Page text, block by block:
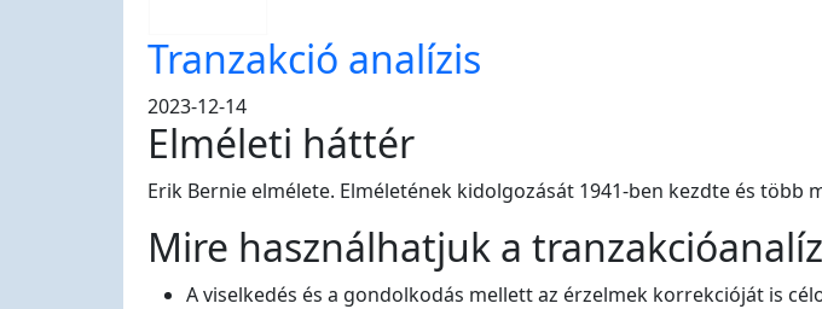
Tranzakció analízis
2023-12-14
Elméleti háttér
Erik Bernie elmélete. Elméletének kidolgozását 1941-ben kezdte és
Mire használhatjuk a
A viselkedés és a gondolkodás mellett az érzelmek korrekcióját is